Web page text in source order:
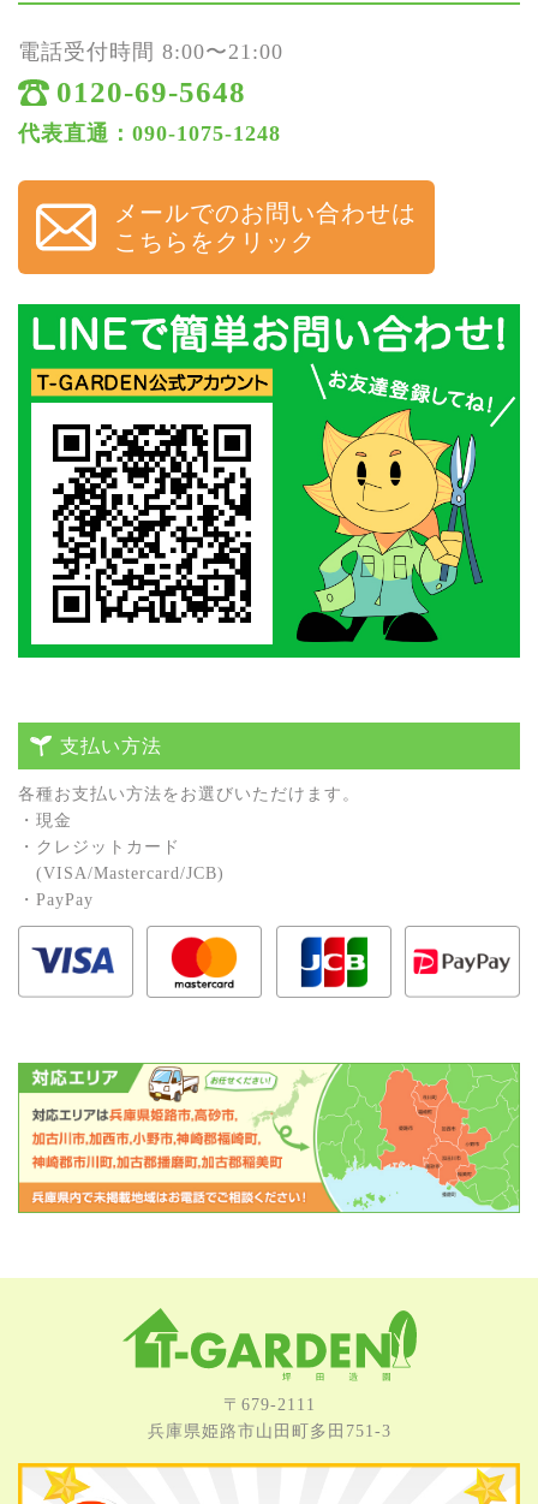
電話受付時間 8:00〜21:00
0120-69-5648
代表直通：090-1075-1248
メールでのお問い合わせは
こちらをクリック
支払い方法
各種お⽀払い⽅法をお選びいただけます。
・現⾦
・クレジットカード
(VISA/Mastercard/JCB)
・PayPay
〒679-2111
兵庫県姫路市⼭⽥町多⽥751-3